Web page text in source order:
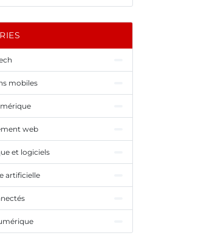
mobiles
web
et logiciels
artificielle